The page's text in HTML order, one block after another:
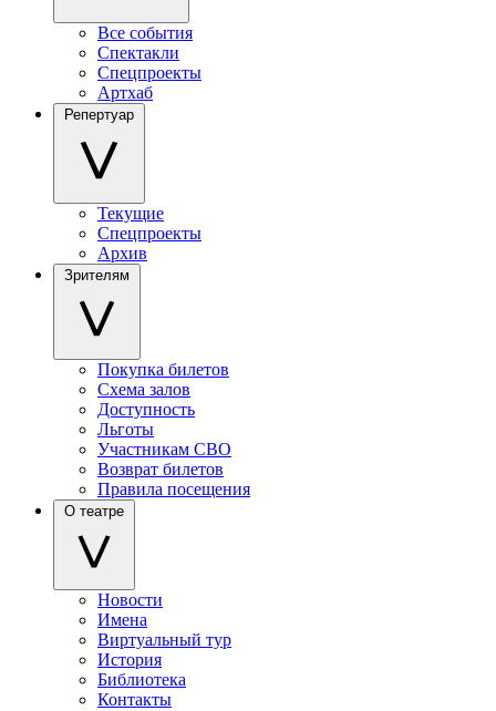
Все события
Спектакли
Спецпроекты
Артхаб
Репертуар
Текущие
Спецпроекты
Архив
Зрителям
Покупка билетов
Схема залов
Доступность
Льготы
Участникам СВО
Возврат билетов
Правила посещения
О театре
Новости
Имена
Виртуальный тур
История
Библиотека
Контакты